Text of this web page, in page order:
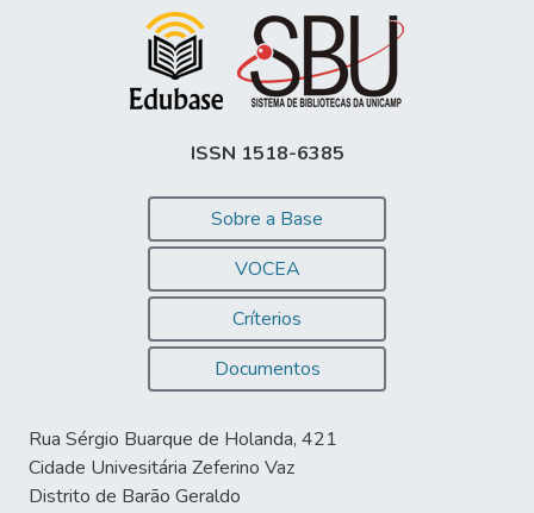
ISSN 1518-6385
Sobre a Base
VOCEA
Críterios
Documentos
Rua Sérgio Buarque de Holanda, 421
Cidade Univesitária Zeferino Vaz
Distrito de Barão Geraldo